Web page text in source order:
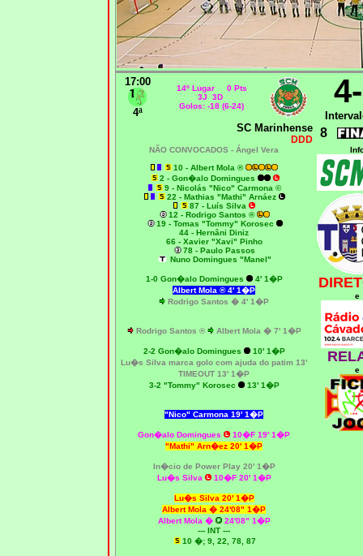
17:00
4ª
14º Lugar 0 Pts
3J 3D
Golos: -18 (6-24)
SC Marinhense
DDD 8
NÃO CONVOCADOS - Ángel Vera
10 - Albert Mola ®
2 - Gon�alo Domingues
9 - Nicolás "Nico" Carmona ©
22 - Mathias "Mathi" Arnáez
87 - Luís Silva
12 - Rodrigo Santos ®
19 - Tomas "Tommy" Korosec
44 - Hernâni Diniz
66 - Xavier "Xavi" Pinho
78 - Paulo Passos
Nuno Domingues "Manel"
1-0 Gon�alo Domingues
4' 1�P
Albert Mola ® 4' 1�P
Rodrigo Santos � 4' 1�P
Rodrigo Santos ® Albert Mola � 7' 1�P
2-2 Gon�alo Domingues
10' 1�P
Lu�s Silva marca golo com ajuda do patim 13'
TIMEOUT 13' 1�P
3-2 "Tommy" Korosec
13' 1�P
"Nico" Carmona 19' 1�P
Gon�alo Domingues
10�F 19' 1�P
"Mathi" Arn�ez 20' 1�P
In�cio de Power Play 20' 1�P
Lu�s Silva
10�F 20' 1�P
Lu�s Silva 20' 1�P
Albert Mola � 24'08" 1�P
Albert Mola �
24'08" 1�P
--- INT ---
10 �; 9, 22, 78, 87
e
e